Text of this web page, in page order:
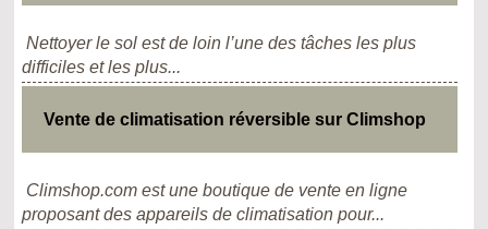
Nettoyer le sol est de loin l’une des tâches les plus
difficiles et les plus...
Vente de climatisation réversible sur Climshop
Climshop.com est une boutique de vente en ligne
proposant des appareils de climatisation pour...